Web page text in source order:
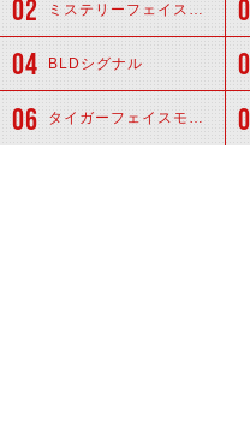
ミステリーフェイスモジュール
BLDシグナル
タイガーフェイスモジュール